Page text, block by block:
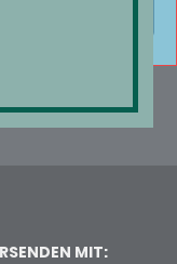
Kleinteile
MIT: